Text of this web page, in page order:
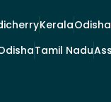
KeralaOdisha
Tamil Nadu